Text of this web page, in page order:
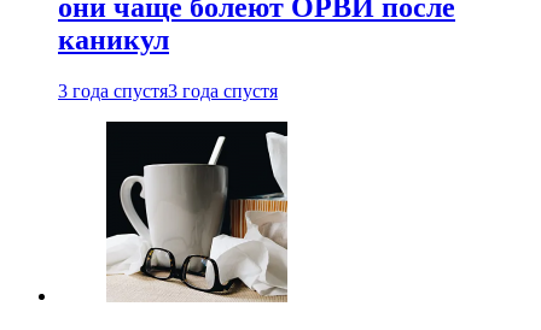
они чаще болеют ОРВИ после
каникул
3 года спустя3 года спустя